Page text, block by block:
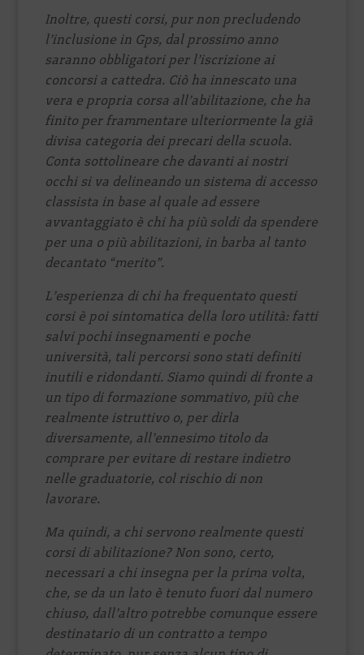
Inoltre, questi corsi, pur non precludendo
l’inclusione in Gps, dal prossimo anno
saranno obbligatori per l’iscrizione ai
concorsi a cattedra. Ciò ha innescato una
vera e propria corsa all’abilitazione, che ha
finito per frammentare ulteriormente la già
divisa categoria dei precari della scuola.
Conta sottolineare che davanti ai nostri
occhi si va delineando un sistema di accesso
classista in base al quale ad essere
avvantaggiato è chi ha più soldi da spendere
per una o più abilitazioni, in barba al tanto
decantato “merito”.
L’esperienza di chi ha frequentato questi
corsi è poi sintomatica della loro utilità: fatti
salvi pochi insegnamenti e poche
università, tali percorsi sono stati definiti
inutili e ridondanti. Siamo quindi di fronte a
un tipo di formazione sommativo, più che
realmente istruttivo o, per dirla
diversamente, all’ennesimo titolo da
comprare per evitare di restare indietro
nelle graduatorie, col rischio di non
lavorare.
Ma quindi, a chi servono realmente questi
corsi di abilitazione? Non sono, certo,
necessari a chi insegna per la prima volta,
che, se da un lato è tenuto fuori dal numero
chiuso, dall’altro potrebbe comunque essere
destinatario di un contratto a tempo